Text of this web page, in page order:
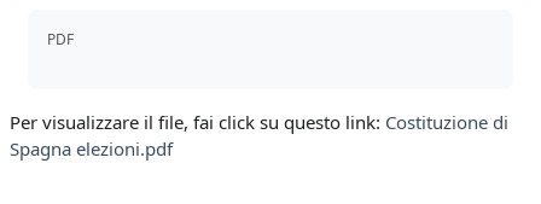
PDF
Per visualizzare il file, fai click su questo link: Costituzione di
Spagna elezioni.pdf